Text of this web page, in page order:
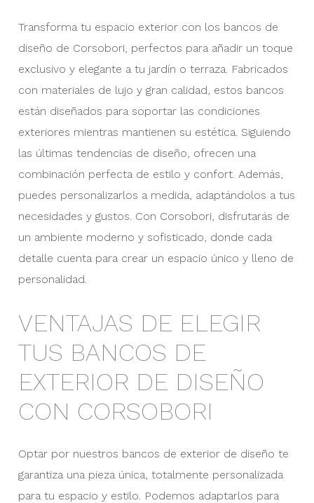
Transforma tu espacio exterior con los bancos de
diseño de Corsobori, perfectos para añadir un toque
exclusivo y elegante a tu jardín o terraza. Fabricados
con materiales de lujo y gran calidad, estos bancos
están diseñados para soportar las condiciones
exteriores mientras mantienen su estética. Siguiendo
las últimas tendencias de diseño, ofrecen una
combinación perfecta de estilo y confort. Además,
puedes personalizarlos a medida, adaptándolos a tus
necesidades y gustos. Con Corsobori, disfrutarás de
un ambiente moderno y sofisticado, donde cada
detalle cuenta para crear un espacio único y lleno de
personalidad.
VENTAJAS DE ELEGIR
TUS BANCOS DE
EXTERIOR DE DISEÑO
CON CORSOBORI
Optar por nuestros bancos de exterior de diseño te
garantiza una pieza única, totalmente personalizada
para tu espacio y estilo. Podemos adaptarlos para